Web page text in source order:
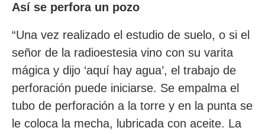
Así se perfora un pozo
“Una vez realizado el estudio de suelo, o si el
señor de la radioestesia vino con su varita
mágica y dijo ‘aquí hay agua’, el trabajo de
perforación puede iniciarse. Se empalma el
tubo de perforación a la torre y en la punta se
le coloca la mecha, lubricada con aceite. La